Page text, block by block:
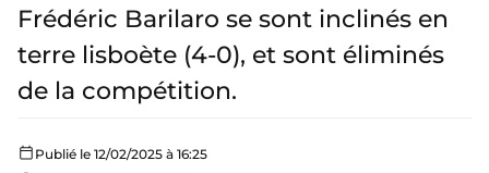
Frédéric Barilaro se sont inclinés en
terre lisboète (4-0), et sont éliminés
de la compétition.
Publié le 12/02/2025 à 16:25